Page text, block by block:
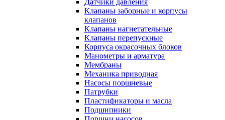
Датчики давления
Клапаны заборные и корпусы
клапанов
Клапаны нагнетательные
Клапаны перепускные
Корпуса окрасочных блоков
Манометры и арматура
Мембраны
Механика приводная
Насосы поршневые
Патрубки
Пластификаторы и масла
Подшипники